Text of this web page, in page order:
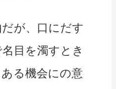
が、口にだす
目を濁すとき
る機会にの意